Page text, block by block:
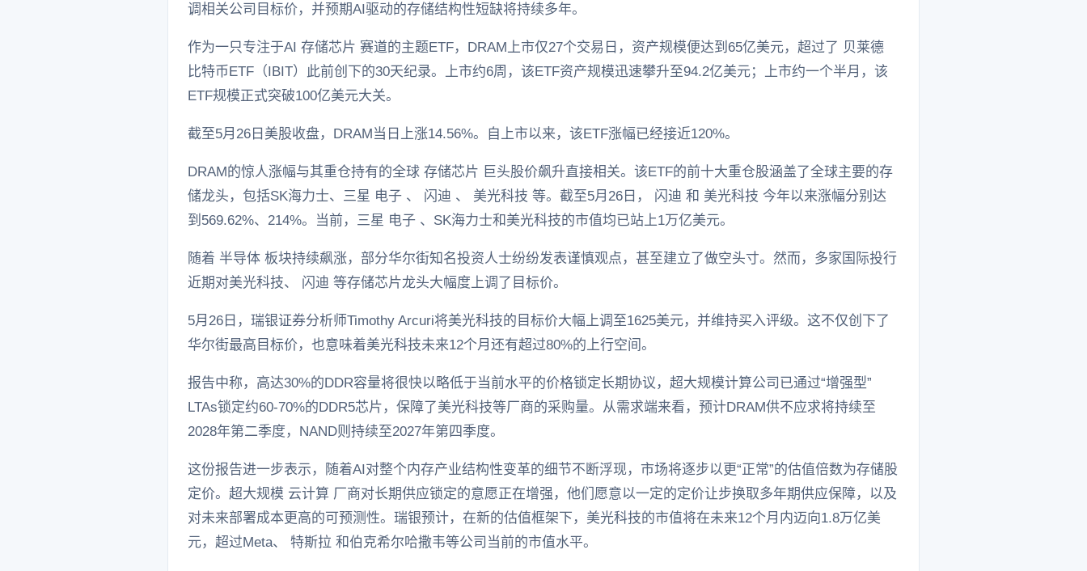
调相关公司目标价，并预期AI驱动的存储结构性短缺将持续多年。
作为一只专注于AI 存储芯片 赛道的主题ETF，DRAM上市仅27个交易日，资产规模便达到65亿美元，超过了 贝莱德
比特币ETF（IBIT）此前创下的30天纪录。上市约6周，该ETF资产规模迅速攀升至94.2亿美元；上市约一个半月，该
ETF规模正式突破100亿美元大关。
截至5月26日美股收盘，DRAM当日上涨14.56%。自上市以来，该ETF涨幅已经接近120%。
DRAM的惊人涨幅与其重仓持有的全球 存储芯片 巨头股价飙升直接相关。该ETF的前十大重仓股涵盖了全球主要的存
储龙头，包括SK海力士、三星 电子 、 闪迪 、 美光科技 等。截至5月26日， 闪迪 和 美光科技 今年以来涨幅分别达
到569.62%、214%。当前，三星 电子 、SK海力士和美光科技的市值均已站上1万亿美元。
随着 半导体 板块持续飙涨，部分华尔街知名投资人士纷纷发表谨慎观点，甚至建立了做空头寸。然而，多家国际投行
近期对美光科技、 闪迪 等存储芯片龙头大幅度上调了目标价。
5月26日，瑞银证券分析师Timothy Arcuri将美光科技的目标价大幅上调至1625美元，并维持买入评级。这不仅创下了
华尔街最高目标价，也意味着美光科技未来12个月还有超过80%的上行空间。
报告中称，高达30%的DDR容量将很快以略低于当前水平的价格锁定长期协议，超大规模计算公司已通过“增强型”
LTAs锁定约60-70%的DDR5芯片，保障了美光科技等厂商的采购量。从需求端来看，预计DRAM供不应求将持续至
2028年第二季度，NAND则持续至2027年第四季度。
这份报告进一步表示，随着AI对整个内存产业结构性变革的细节不断浮现，市场将逐步以更“正常”的估值倍数为存储股
定价。超大规模 云计算 厂商对长期供应锁定的意愿正在增强，他们愿意以一定的定价让步换取多年期供应保障，以及
对未来部署成本更高的可预测性。瑞银预计，在新的估值框架下，美光科技的市值将在未来12个月内迈向1.8万亿美
元，超过Meta、 特斯拉 和伯克希尔哈撒韦等公司当前的市值水平。